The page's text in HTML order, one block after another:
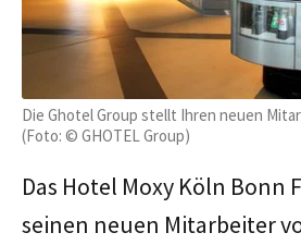
Die Ghotel Group stellt Ihren neuen
(Foto: © GHOTEL Group)
Das Hotel Moxy Köln
seinen neuen Mitarbeiter